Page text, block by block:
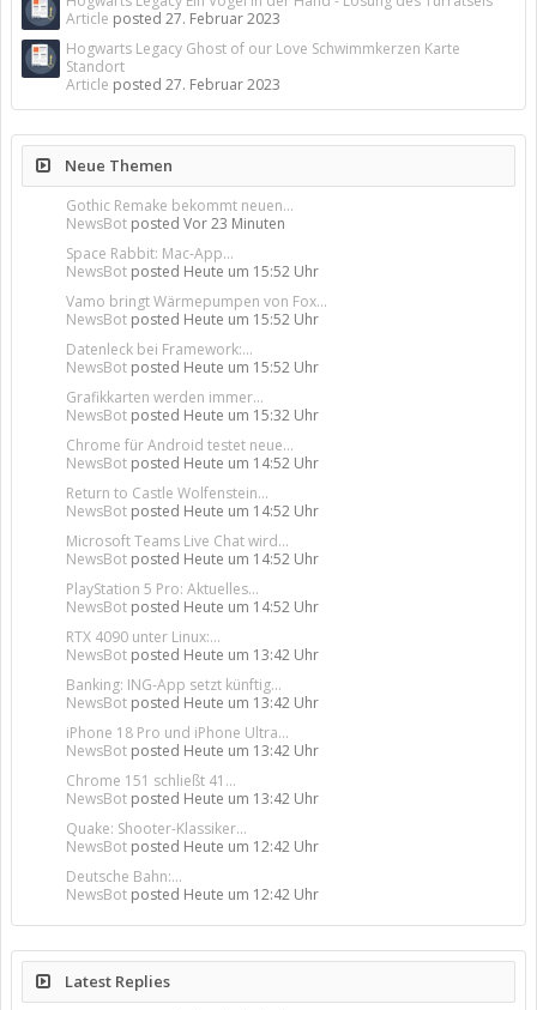
Article posted 27. Februar 2023
Hogwarts Legacy Ghost of our Love Schwimmkerzen Karte
Standort
Article posted 27. Februar 2023
Neue Themen
Gothic Remake bekommt neuen...
NewsBot posted Vor 23 Minuten
Space Rabbit: Mac-App...
NewsBot posted Heute um 15:52 Uhr
Vamo bringt Wärmepumpen von Fox...
NewsBot posted Heute um 15:52 Uhr
Datenleck bei Framework:...
NewsBot posted Heute um 15:52 Uhr
Grafikkarten werden immer...
NewsBot posted Heute um 15:32 Uhr
Chrome für Android testet neue...
NewsBot posted Heute um 14:52 Uhr
Return to Castle Wolfenstein...
NewsBot posted Heute um 14:52 Uhr
Microsoft Teams Live Chat wird...
NewsBot posted Heute um 14:52 Uhr
PlayStation 5 Pro: Aktuelles...
NewsBot posted Heute um 14:52 Uhr
RTX 4090 unter Linux:...
NewsBot posted Heute um 13:42 Uhr
Banking: ING-App setzt künftig...
NewsBot posted Heute um 13:42 Uhr
iPhone 18 Pro und iPhone Ultra...
NewsBot posted Heute um 13:42 Uhr
Chrome 151 schließt 41...
NewsBot posted Heute um 13:42 Uhr
Quake: Shooter-Klassiker...
NewsBot posted Heute um 12:42 Uhr
Deutsche Bahn:...
NewsBot posted Heute um 12:42 Uhr
Latest Replies